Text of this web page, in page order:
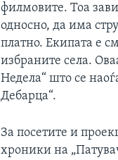
филмовите. Тоа
односно, да има
платно. Екипата е
избраните села.
Недела“ што се
Дебарца“.
За посетите и
хроники на